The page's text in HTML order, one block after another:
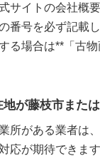
サイトの会社概
番号を必ず記載
る場合は**「古
が藤枝市また
所がある業者は
応が期待できま